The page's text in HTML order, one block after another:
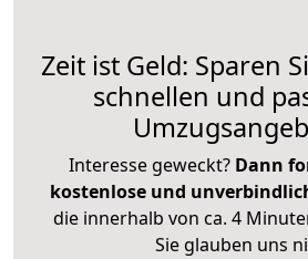
Zeit ist Geld: Sparen
schnellen und
Interesse geweckt? Dann
kostenlose und
die innerhalb von ca. 4
Sie glauben uns